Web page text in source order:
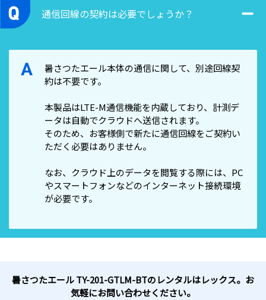
取扱説明書(ソフト)
通信回線の契約は必要でしょうか？
A
暑さつたエール本体の通信に関して、別途回線契
約は不要です。
本製品はLTE-M通信機能を内蔵しており、計測デ
ータは自動でクラウドへ送信されます。
そのため、お客様側で新たに通信回線をご契約い
ただく必要はありません。
なお、クラウド上のデータを閲覧する際には、PC
やスマートフォンなどのインターネット接続環境
が必要です。
暑さつたエール TY-201-GTLM-BTのレンタルはレックス。お
気軽にお問い合わせください。